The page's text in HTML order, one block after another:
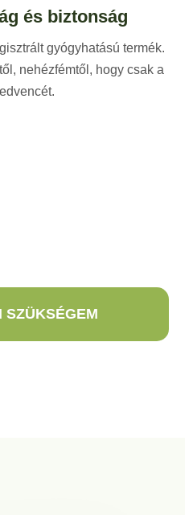
és biztonság
gyógyhatású termék.
nehézfémtől, hogy csak a
SZÜKSÉGEM